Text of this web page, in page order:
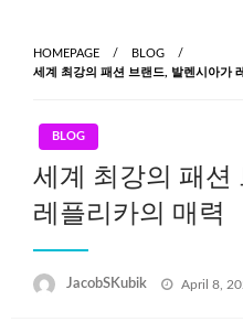
content
HOMEPAGE
BLOG
세계 최강의 패션 브랜드, 발렌시아가
BLOG
세계 최강의 패션
레플리카의 매력
JacobSKubik
Posted
April 8,